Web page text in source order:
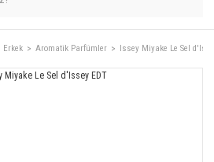
Erkek Aromatik Parfümler Issey Miyake Le Sel